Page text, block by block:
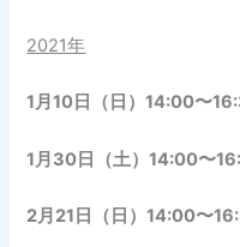
2021年
1月10日（日）14:00〜
1月30日（土）14:00〜
2月21日（日）14:00〜